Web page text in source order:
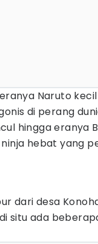
Naruto
di perang
hingga eranya
hebat yang
dari desa
situ ada